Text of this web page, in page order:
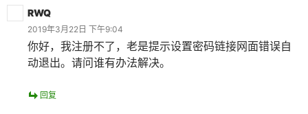
RWQ
2019年3月22日 下午9:04
你好，我注册不了，老是提示设置密码链接网面错误自
动退出。请问谁有办法解决。
回复